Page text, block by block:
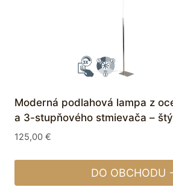
Moderná podlahová lampa z
a 3-stupňového stmievača –
125,00 €
DO OBCHODU